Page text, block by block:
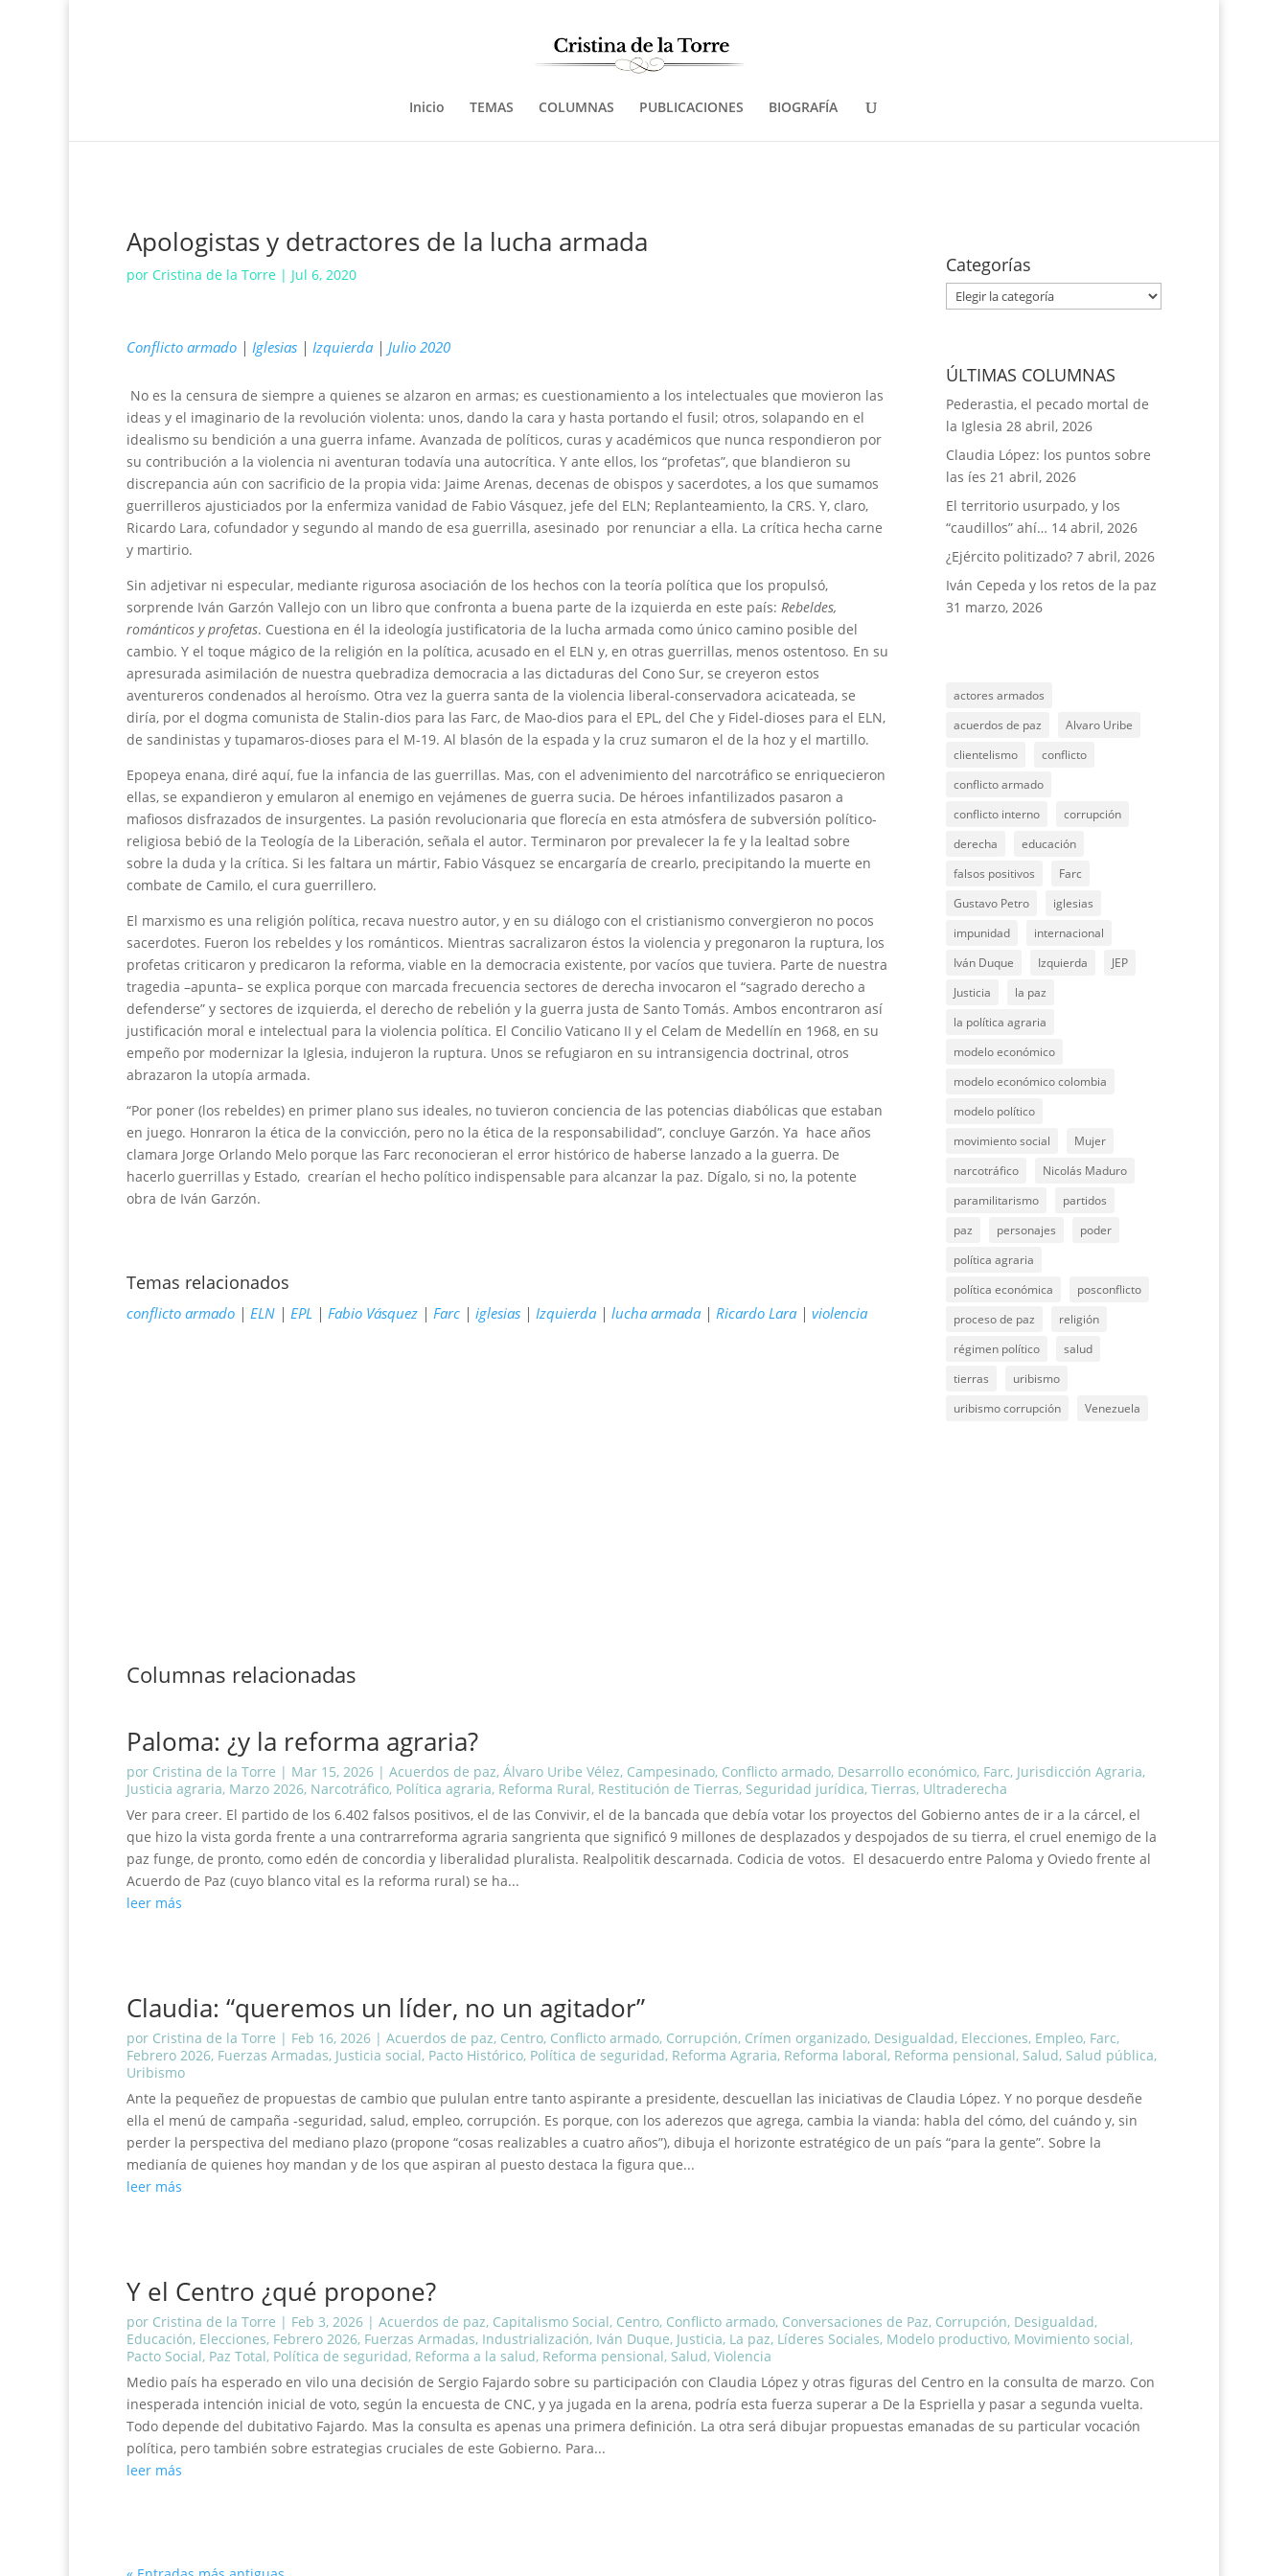
Inicio TEMAS COLUMNAS PUBLICACIONES BIOGRAFÍA
Apologistas y detractores de la lucha armada
por Cristina de la Torre | Jul 6, 2020
Conflicto armado | Iglesias | Izquierda | Julio 2020
No es la censura de siempre a quienes se alzaron en armas; es cuestionamiento a los intelectuales que movieron las
ideas y el imaginario de la revolución violenta: unos, dando la cara y hasta portando el fusil; otros, solapando en el
idealismo su bendición a una guerra infame. Avanzada de políticos, curas y académicos que nunca respondieron por
su contribución a la violencia ni aventuran todavía una autocrítica. Y ante ellos, los “profetas”, que blandieron su
discrepancia aún con sacrificio de la propia vida: Jaime Arenas, decenas de obispos y sacerdotes, a los que sumamos
guerrilleros ajusticiados por la enfermiza vanidad de Fabio Vásquez, jefe del ELN; Replanteamiento, la CRS. Y, claro,
Ricardo Lara, cofundador y segundo al mando de esa guerrilla, asesinado por renunciar a ella. La crítica hecha carne
y martirio.
Sin adjetivar ni especular, mediante rigurosa asociación de los hechos con la teoría política que los propulsó,
sorprende Iván Garzón Vallejo con un libro que confronta a buena parte de la izquierda en este país: Rebeldes,
románticos y profetas. Cuestiona en él la ideología justificatoria de la lucha armada como único camino posible del
cambio. Y el toque mágico de la religión en la política, acusado en el ELN y, en otras guerrillas, menos ostentoso. En su
apresurada asimilación de nuestra quebradiza democracia a las dictaduras del Cono Sur, se creyeron estos
aventureros condenados al heroísmo. Otra vez la guerra santa de la violencia liberal-conservadora acicateada, se
diría, por el dogma comunista de Stalin-dios para las Farc, de Mao-dios para el EPL, del Che y Fidel-dioses para el ELN,
de sandinistas y tupamaros-dioses para el M-19. Al blasón de la espada y la cruz sumaron el de la hoz y el martillo.
Epopeya enana, diré aquí, fue la infancia de las guerrillas. Mas, con el advenimiento del narcotráfico se enriquecieron
ellas, se expandieron y emularon al enemigo en vejámenes de guerra sucia. De héroes infantilizados pasaron a
mafiosos disfrazados de insurgentes. La pasión revolucionaria que florecía en esta atmósfera de subversión político-
religiosa bebió de la Teología de la Liberación, señala el autor. Terminaron por prevalecer la fe y la lealtad sobre
sobre la duda y la crítica. Si les faltara un mártir, Fabio Vásquez se encargaría de crearlo, precipitando la muerte en
combate de Camilo, el cura guerrillero.
El marxismo es una religión política, recava nuestro autor, y en su diálogo con el cristianismo convergieron no pocos
sacerdotes. Fueron los rebeldes y los románticos. Mientras sacralizaron éstos la violencia y pregonaron la ruptura, los
profetas criticaron y predicaron la reforma, viable en la democracia existente, por vacíos que tuviera. Parte de nuestra
tragedia –apunta– se explica porque con marcada frecuencia sectores de derecha invocaron el “sagrado derecho a
defenderse” y sectores de izquierda, el derecho de rebelión y la guerra justa de Santo Tomás. Ambos encontraron así
justificación moral e intelectual para la violencia política. El Concilio Vaticano II y el Celam de Medellín en 1968, en su
empeño por modernizar la Iglesia, indujeron la ruptura. Unos se refugiaron en su intransigencia doctrinal, otros
abrazaron la utopía armada.
“Por poner (los rebeldes) en primer plano sus ideales, no tuvieron conciencia de las potencias diabólicas que estaban
en juego. Honraron la ética de la convicción, pero no la ética de la responsabilidad”, concluye Garzón. Ya hace años
clamara Jorge Orlando Melo porque las Farc reconocieran el error histórico de haberse lanzado a la guerra. De
hacerlo guerrillas y Estado, crearían el hecho político indispensable para alcanzar la paz. Dígalo, si no, la potente
obra de Iván Garzón.
Temas relacionados
conflicto armado | ELN | EPL | Fabio Vásquez | Farc | iglesias | Izquierda | lucha armada | Ricardo Lara | violencia
Categorías
Categorías
ÚLTIMAS COLUMNAS
Pederastia, el pecado mortal de
la Iglesia 28 abril, 2026
Claudia López: los puntos sobre
las íes 21 abril, 2026
El territorio usurpado, y los
“caudillos” ahí… 14 abril, 2026
¿Ejército politizado? 7 abril, 2026
Iván Cepeda y los retos de la paz
31 marzo, 2026
actores armados
acuerdos de paz
Alvaro Uribe
clientelismo
conflicto
conflicto armado
conflicto interno
corrupción
derecha
educación
falsos positivos
Farc
Gustavo Petro
iglesias
impunidad
internacional
Iván Duque
Izquierda
JEP
Justicia
la paz
la política agraria
modelo económico
modelo económico colombia
modelo político
movimiento social
Mujer
narcotráfico
Nicolás Maduro
paramilitarismo
partidos
paz
personajes
poder
política agraria
política económica
posconflicto
proceso de paz
religión
régimen político
salud
tierras
uribismo
uribismo corrupción
Venezuela
Columnas relacionadas
Paloma: ¿y la reforma agraria?
por Cristina de la Torre | Mar 15, 2026 | Acuerdos de paz, Álvaro Uribe Vélez, Campesinado, Conflicto armado, Desarrollo económico, Farc, Jurisdicción Agraria,
Justicia agraria, Marzo 2026, Narcotráfico, Política agraria, Reforma Rural, Restitución de Tierras, Seguridad jurídica, Tierras, Ultraderecha
Ver para creer. El partido de los 6.402 falsos positivos, el de las Convivir, el de la bancada que debía votar los proyectos del Gobierno antes de ir a la cárcel, el
que hizo la vista gorda frente a una contrarreforma agraria sangrienta que significó 9 millones de desplazados y despojados de su tierra, el cruel enemigo de la
paz funge, de pronto, como edén de concordia y liberalidad pluralista. Realpolitik descarnada. Codicia de votos. El desacuerdo entre Paloma y Oviedo frente al
Acuerdo de Paz (cuyo blanco vital es la reforma rural) se ha...
leer más
Claudia: “queremos un líder, no un agitador”
por Cristina de la Torre | Feb 16, 2026 | Acuerdos de paz, Centro, Conflicto armado, Corrupción, Crímen organizado, Desigualdad, Elecciones, Empleo, Farc,
Febrero 2026, Fuerzas Armadas, Justicia social, Pacto Histórico, Política de seguridad, Reforma Agraria, Reforma laboral, Reforma pensional, Salud, Salud pública,
Uribismo
Ante la pequeñez de propuestas de cambio que pululan entre tanto aspirante a presidente, descuellan las iniciativas de Claudia López. Y no porque desdeñe
ella el menú de campaña -seguridad, salud, empleo, corrupción. Es porque, con los aderezos que agrega, cambia la vianda: habla del cómo, del cuándo y, sin
perder la perspectiva del mediano plazo (propone “cosas realizables a cuatro años”), dibuja el horizonte estratégico de un país “para la gente”. Sobre la
medianía de quienes hoy mandan y de los que aspiran al puesto destaca la figura que...
leer más
Y el Centro ¿qué propone?
por Cristina de la Torre | Feb 3, 2026 | Acuerdos de paz, Capitalismo Social, Centro, Conflicto armado, Conversaciones de Paz, Corrupción, Desigualdad,
Educación, Elecciones, Febrero 2026, Fuerzas Armadas, Industrialización, Iván Duque, Justicia, La paz, Líderes Sociales, Modelo productivo, Movimiento social,
Pacto Social, Paz Total, Política de seguridad, Reforma a la salud, Reforma pensional, Salud, Violencia
Medio país ha esperado en vilo una decisión de Sergio Fajardo sobre su participación con Claudia López y otras figuras del Centro en la consulta de marzo. Con
inesperada intención inicial de voto, según la encuesta de CNC, y ya jugada en la arena, podría esta fuerza superar a De la Espriella y pasar a segunda vuelta.
Todo depende del dubitativo Fajardo. Mas la consulta es apenas una primera definición. La otra será dibujar propuestas emanadas de su particular vocación
política, pero también sobre estrategias cruciales de este Gobierno. Para...
leer más